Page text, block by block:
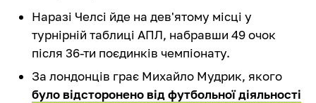
Наразі Челсі йде на дев'ятому місці у
турнірній таблиці АПЛ, набравши 49 очок
після 36-ти поєдинків чемпіонату.
За лондонців грає Михайло Мудрик, якого
було відсторонено від футбольної діяльності